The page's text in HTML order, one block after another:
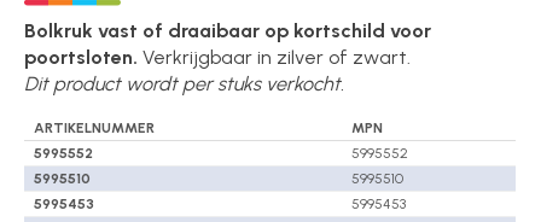
Bolkruk vast of draaibaar op kortschild voor
poortsloten. Verkrijgbaar in zilver of zwart.
Dit product wordt per stuks verkocht.
ARTIKELNUMMER
MPN
5995552
5995552
5995510
5995510
5995453
5995453